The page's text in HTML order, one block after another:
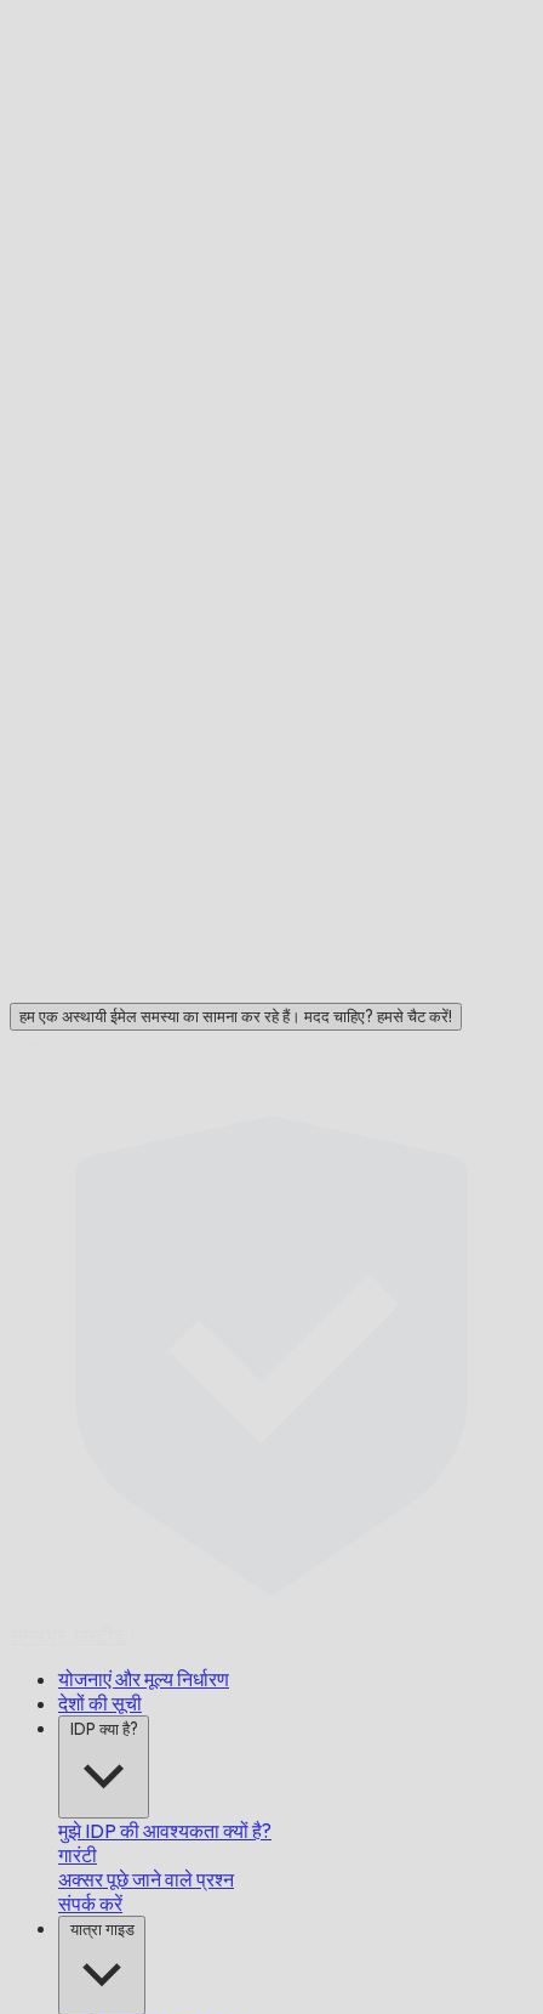
हम एक अस्थायी ईमेल समस्या का सामना कर रहे हैं। मदद चाहिए? हमसे चैट करें!
योजनाएं और मूल्य निर्धारण
देशों की सूची
IDP क्या है?
मुझे IDP की आवश्यकता क्यों है?
गारंटी
अक्सर पूछे जाने वाले प्रश्न
संपर्क करें
यात्रा गाइड